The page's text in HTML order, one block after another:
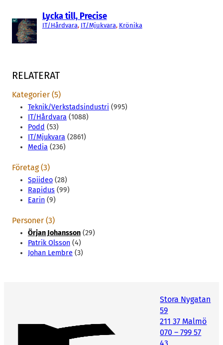
Lycka till, Precise
IT/Hårdvara, IT/Mjukvara, Krönika
RELATERAT
Kategorier (5)
Teknik/Verkstadsindustri (995)
IT/Hårdvara (1088)
Podd (53)
IT/Mjukvara (2861)
Media (236)
Företag (3)
Spiideo (28)
Rapidus (99)
Earin (9)
Personer (3)
Örjan Johansson (29)
Patrik Olsson (4)
Johan Lembre (3)
Stora Nygatan
59
211 37 Malmö
070 – 799 57